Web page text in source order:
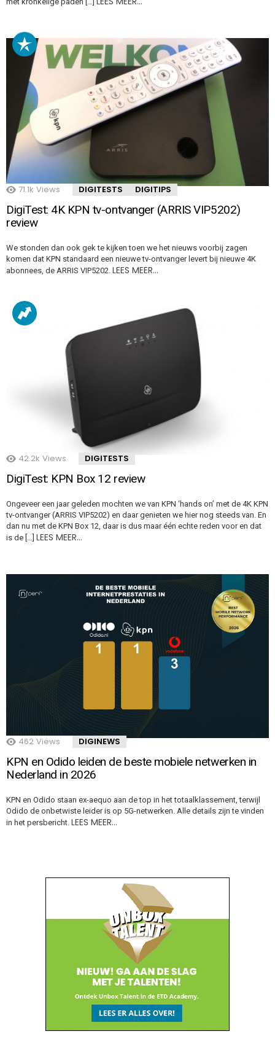
71.1k Views DIGITESTS DIGITIPS
DigiTest: 4K KPN tv-ontvanger (ARRIS VIP5202)
review
We stonden dan ook gek te kijken toen we het nieuws voorbij zagen
komen dat KPN standaard een nieuwe tv-ontvanger levert bij nieuwe 4K
abonnees, de ARRIS VIP5202. LEES MEER…
42.2k Views DIGITESTS
DigiTest: KPN Box 12 review
Ongeveer een jaar geleden mochten we van KPN ‘hands on’ met de 4K KPN
tv-ontvanger (ARRIS VIP5202) en daar genieten we hier nog steeds van. En
dan nu met de KPN Box 12, daar is dus maar één echte reden voor en dat
is de […] LEES MEER…
462 Views DIGINEWS
KPN en Odido leiden de beste mobiele netwerken in
Nederland in 2026
KPN en Odido staan ex-aequo aan de top in het totaalklassement, terwijl
Odido de onbetwiste leider is op 5G-netwerken. Alle details zijn te vinden
in het persbericht. LEES MEER…